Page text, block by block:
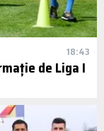
18:43
de Liga I